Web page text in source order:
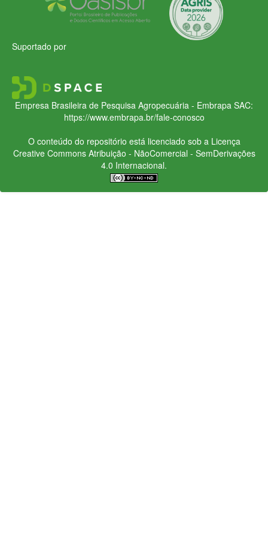
Suportado por
Empresa Brasileira de Pesquisa Agropecuária - Embrapa SAC:
https://www.embrapa.br/fale-conosco
O conteúdo do repositório está licenciado sob a Licença
Creative CommonsAtribuição - NãoComercial - SemDerivações
4.0 Internacional.